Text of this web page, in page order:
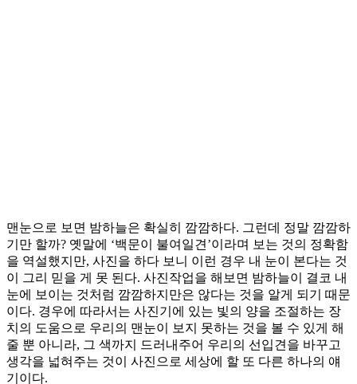
맨눈으로 보면 밤하늘은 확실히 깜깜하다. 그런데 정말 깜깜하
기만 할까? 옛말에 ‘백문이 불여일견’이라며 보는 것의 정확함
을 역설했지만, 사진을 하다 보니 이런 경우 내 눈이 본다는 것
이 그리 믿을 게 못 된다. 사진작업을 해보면 밤하늘이 결코 내
눈에 보이는 것처럼 깜깜하지만은 않다는 것을 알게 되기 때문
이다. 경우에 따라서는 사진기에 있는 빛의 양을 조절하는 장
치의 도움으로 우리의 맨눈이 보지 못하는 것을 볼 수 있게 해
줄 뿐 아니라, 그 색까지 드러내주어 우리의 선입견을 바꾸고
생각을 넓혀주는 것이 사진으로 세상에 할 또 다른 하나의 얘
기이다.